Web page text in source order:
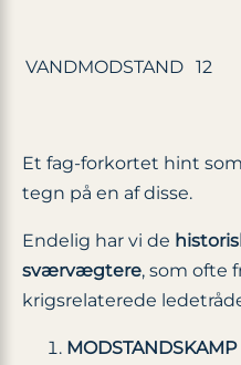
VANDMODSTAND 12
Et fag-forkortet hint
tegn på en af disse.
Endelig har vi de
sværvægtere, som ofte
krigsrelaterede
MODSTANDSKAMP